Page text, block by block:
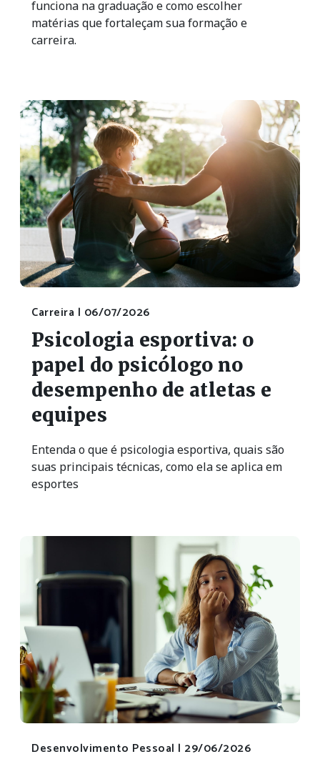
funciona na graduação e como escolher
matérias que fortaleçam sua formação e
carreira.
Carreira | 06/07/2026
Psicologia esportiva: o
papel do psicólogo no
desempenho de atletas e
equipes
Entenda o que é psicologia esportiva, quais são
suas principais técnicas, como ela se aplica em
esportes
Desenvolvimento Pessoal | 29/06/2026